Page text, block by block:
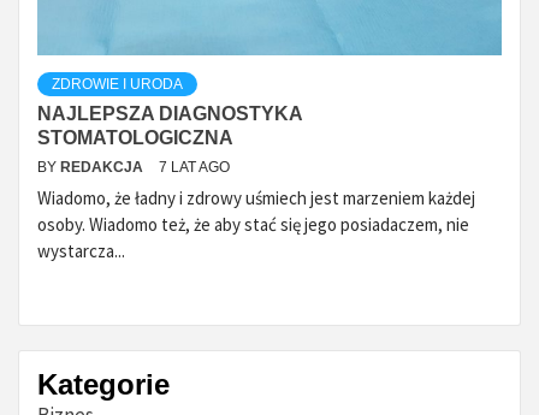
ZDROWIE I URODA
NAJLEPSZA DIAGNOSTYKA
STOMATOLOGICZNA
BY REDAKCJA 7 LAT AGO
Wiadomo, że ładny i zdrowy uśmiech jest marzeniem każdej
osoby. Wiadomo też, że aby stać się jego posiadaczem, nie
wystarcza...
Kategorie